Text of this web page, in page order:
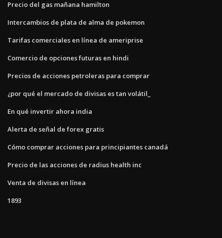
Precio del gas mañana hamilton
Intercambios de plata de alma de pokemon
Tarifas comerciales en línea de ameriprise
Comercio de opciones futuras en hindi
Precios de acciones petroleras para comprar
¿por qué el mercado de divisas es tan volátil_
En qué invertir ahora india
Alerta de señal de forex gratis
Cómo comprar acciones para principiantes canadá
Precio de las acciones de radius health inc
Venta de divisas en línea
1893